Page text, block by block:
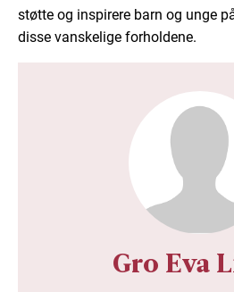
støtte og inspirere barn og unge
disse vanskelige forholdene.
Gro Eva